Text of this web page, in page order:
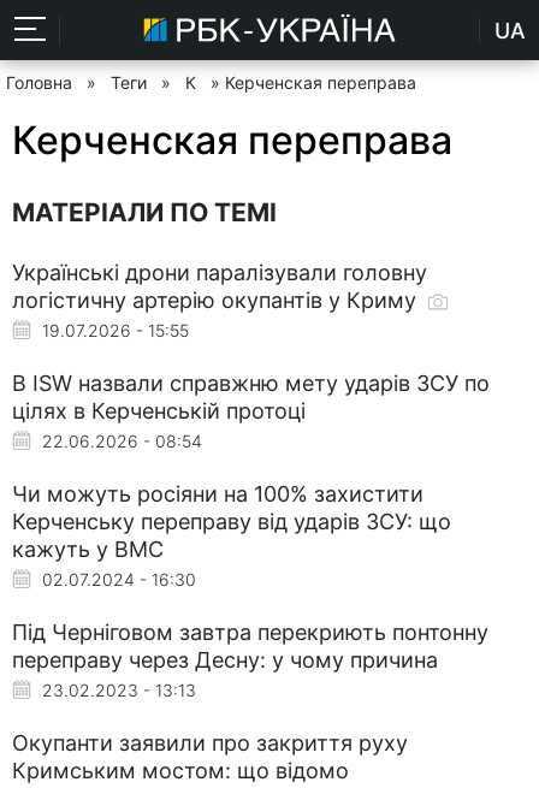
UA
Головна » Теги » К » Керченская переправа
Керченская переправа
МАТЕРІАЛИ ПО ТЕМІ
Українські дрони паралізували головну
логістичну артерію окупантів у Криму
19.07.2026 - 15:55
В ISW назвали справжню мету ударів ЗСУ по
цілях в Керченській протоці
22.06.2026 - 08:54
Чи можуть росіяни на 100% захистити
Керченську переправу від ударів ЗСУ: що
кажуть у ВМС
02.07.2024 - 16:30
Під Черніговом завтра перекриють понтонну
переправу через Десну: у чому причина
23.02.2023 - 13:13
Окупанти заявили про закриття руху
Кримським мостом: що відомо